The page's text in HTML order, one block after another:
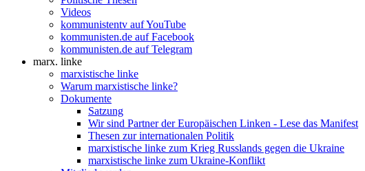
Videos
kommunistentv auf YouTube
kommunisten.de auf Facebook
kommunisten.de auf Telegram
marx. linke
marxistische linke
Warum marxistische linke?
Dokumente
Satzung
Wir sind Partner der Europäischen Linken - Lese das Manifest
Thesen zur internationalen Politik
marxistische linke zum Krieg Russlands gegen die Ukraine
marxistische linke zum Ukraine-Konflikt